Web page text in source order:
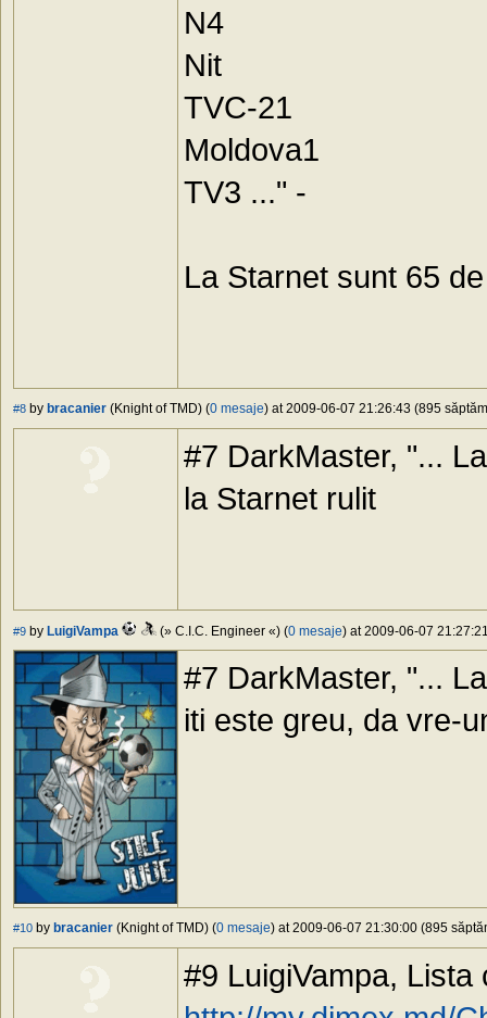
N4
Nit
TVC-21
Moldova1
TV3 ..." -
La Starnet sunt 65
#8 by bracanier (Knight of TMD) (0 mesaje) at 2009-06-07 21:26:43 (895
#7 DarkMaster, "...
la Starnet rulit
#9 by LuigiVampa (» C.I.C. Engineer «) (0 mesaje) at 2009-06-07
#7 DarkMaster, "...
iti este greu, da vre-
#10 by bracanier (Knight of TMD) (0 mesaje) at 2009-06-07 21:30:00 (895
#9 LuigiVampa,